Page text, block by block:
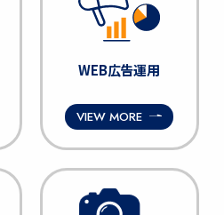
WEB広告運用
VIEW MORE